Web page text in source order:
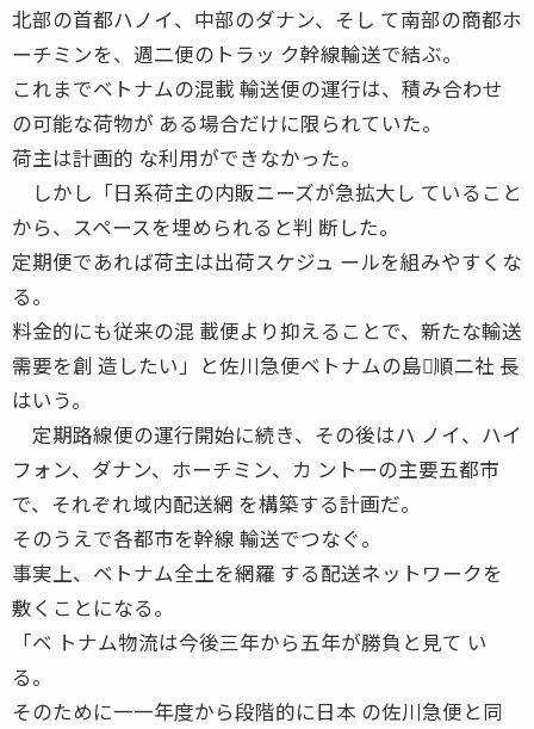
北部の首都ハノイ、中部のダナン、そし て南部の商都ホ
ーチミンを、週二便のトラッ ク幹線輸送で結ぶ。
これまでベトナムの混載 輸送便の運行は、積み合わせ
の可能な荷物が ある場合だけに限られていた。
荷主は計画的 な利用ができなかった。
しかし「日系荷主の内販ニーズが急拡大し ていること
から、スペースを埋められると判 断した。
定期便であれば荷主は出荷スケジュ ールを組みやすくな
る。
料金的にも従来の混 載便より抑えることで、新たな輸送
需要を創 造したい」と佐川急便ベトナムの島順二社 長
はいう。
定期路線便の運行開始に続き、その後はハ ノイ、ハイ
フォン、ダナン、ホーチミン、カ ントーの主要五都市
で、それぞれ域内配送網 を構築する計画だ。
そのうえで各都市を幹線 輸送でつなぐ。
事実上、ベトナム全土を網羅 する配送ネットワークを
敷くことになる。
「ベ トナム物流は今後三年から五年が勝負と見て い
る。
そのために一一年度から段階的に日本 の佐川急便と同